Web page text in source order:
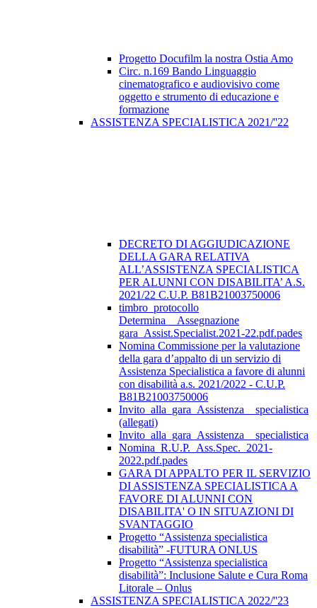
Progetto Docufilm la nostra Ostia Amo
Circ. n.169 Bando Linguaggio
cinematografico e audiovisivo come
oggetto e strumento di educazione e
formazione
ASSISTENZA SPECIALISTICA 2021/''22
DECRETO DI AGGIUDICAZIONE
DELLA GARA RELATIVA
ALL’ASSISTENZA SPECIALISTICA
PER ALUNNI CON DISABILITA’ A.S.
2021/22 C.U.P. B81B21003750006
timbro_protocollo
Determina__Assegnazione
gara_Assist.Specialist.2021-22.pdf.pades
Nomina Commissione per la valutazione
della gara d’appalto di un servizio di
Assistenza Specialistica a favore di alunni
con disabilità a.s. 2021/2022 - C.U.P.
B81B21003750006
Invito_alla_gara_Assistenza__specialistica
(allegati)
Invito_alla_gara_Assistenza__specialistica
Nomina_R.U.P._Ass.Spec._2021-
2022.pdf.pades
GARA DI APPALTO PER IL SERVIZIO
DI ASSISTENZA SPECIALISTICA A
FAVORE DI ALUNNI CON
DISABILITA' O IN SITUAZIONI DI
SVANTAGGIO
Progetto “Assistenza specialistica
disabilità” -FUTURA ONLUS
Progetto “Assistenza specialistica
disabilità”: Inclusione Salute e Cura Roma
Litorale – Onlus
ASSISTENZA SPECIALISTICA 2022/''23